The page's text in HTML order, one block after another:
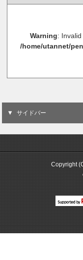
Warning:
/home/utannet/
サイドバー
Copyright